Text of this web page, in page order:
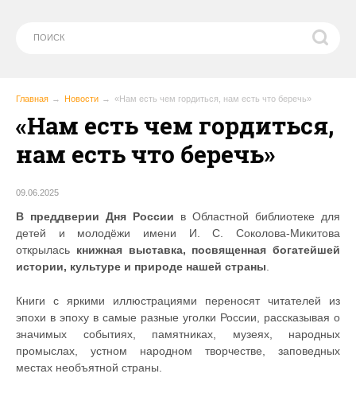
Главная Новости «Нам есть чем гордиться, нам есть что беречь»
«Нам есть чем гордиться,
нам есть что беречь»
09.06.2025
В преддверии Дня России в Областной библиотеке для
детей и молодёжи имени И. С. Соколова-Микитова
открылась книжная выставка, посвященная богатейшей
истории, культуре и природе нашей страны
Книги с яркими иллюстрациями переносят читателей из
эпохи в эпоху в самые разные уголки России, рассказывая о
значимых событиях, памятниках, музеях, народных
промыслах, устном народном творчестве, заповедных
местах необъятной страны.